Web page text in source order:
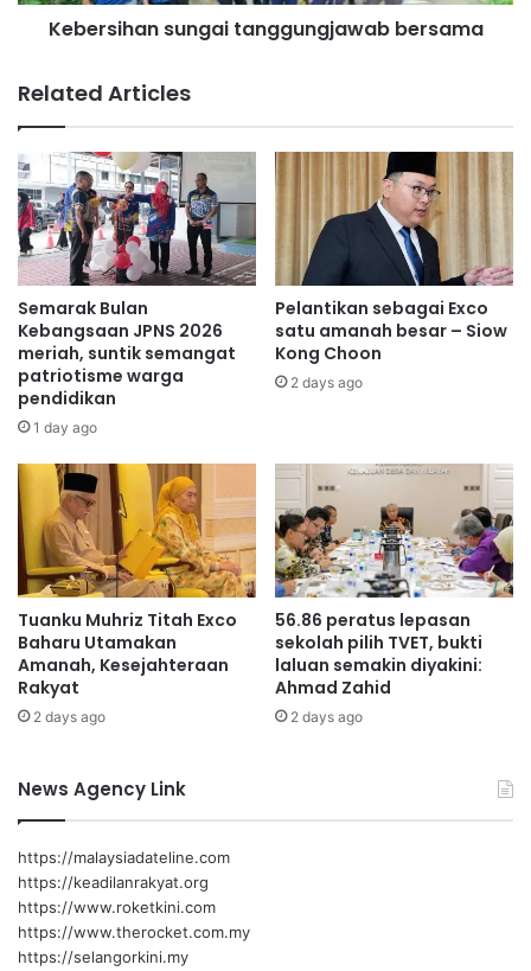
i
p
n
g
i
n
a
p
a
n
p
e
k
r
j
a
e
m
p
a
t
a
n
n
a
n
g
a
i
t
a
n
g
g
u
n
g
j
a
a
b
b
e
s
a
m
a
Kebersihan sungai tanggungjawab bersama
Related Articles
Semarak Bulan
Kebangsaan JPNS 2026
meriah, suntik semangat
patriotisme warga
pendidikan
1 day ago
Pelantikan sebagai Exco
satu amanah besar – Siow
Kong Choon
2 days ago
Tuanku Muhriz Titah Exco
Baharu Utamakan
Amanah, Kesejahteraan
Rakyat
2 days ago
56.86 peratus lepasan
sekolah pilih TVET, bukti
laluan semakin diyakini:
Ahmad Zahid
2 days ago
News Agency Link
https://malaysiadateline.com
https://keadilanrakyat.org
https://www.roketkini.com
https://www.therocket.com.my
https://selangorkini.my